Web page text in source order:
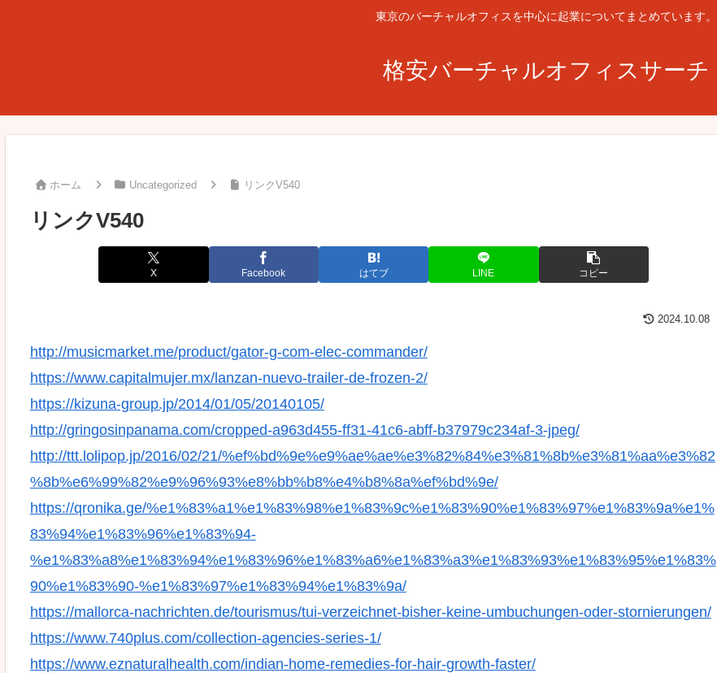
東京のバーチャルオフィスを中心に起業についてまとめています。
格安バーチャルオフィスサーチ
ホーム Uncategorized リンクV540
リンクV540
X Facebook はてブ LINE コピー
2024.10.08
http://musicmarket.me/product/gator-g-com-elec-commander/
https://www.capitalmujer.mx/lanzan-nuevo-trailer-de-frozen-2/
https://kizuna-group.jp/2014/01/05/20140105/
http://gringosinpanama.com/cropped-a963d455-ff31-41c6-abff-b37979c234af-3-jpeg/
http://ttt.lolipop.jp/2016/02/21/%ef%bd%9e%e9%ae%ae%e3%82%84%e3%81%8b%e3%81%aa%e3%82
%8b%e6%99%82%e9%96%93%e8%bb%b8%e4%b8%8a%ef%bd%9e/
https://qronika.ge/%e1%83%a1%e1%83%98%e1%83%9c%e1%83%90%e1%83%97%e1%83%9a%e1%
83%94%e1%83%96%e1%83%94-
%e1%83%a8%e1%83%94%e1%83%96%e1%83%a6%e1%83%a3%e1%83%93%e1%83%95%e1%83%
90%e1%83%90-%e1%83%97%e1%83%94%e1%83%9a/
https://mallorca-nachrichten.de/tourismus/tui-verzeichnet-bisher-keine-umbuchungen-oder-stornierungen/
https://www.740plus.com/collection-agencies-series-1/
https://www.eznaturalhealth.com/indian-home-remedies-for-hair-growth-faster/